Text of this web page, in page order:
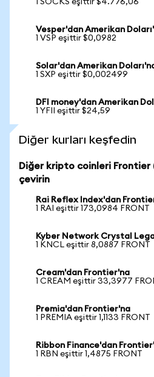
1 SOCKS eşittir $4.776,06
Vesper'dan Amerikan
1 VSP eşittir $0,0982
Solar'dan Amerikan
1 SXP eşittir $0,002499
DFI money'dan Amerikan
1 YFII eşittir $24,59
Diğer kurları keşfedin
Diğer kripto coinleri Frontier
çevirin
Rai Reflex Index'dan
1 RAI eşittir 173,0984 FRONT
Kyber Network Crystal
1 KNCL eşittir 8,0887 FRONT
Cream'dan Frontier'na
1 CREAM eşittir 33,3977
Premia'dan Frontier'na
1 PREMIA eşittir 1,1133 FRONT
Ribbon Finance'dan
1 RBN eşittir 1,4875 FRONT